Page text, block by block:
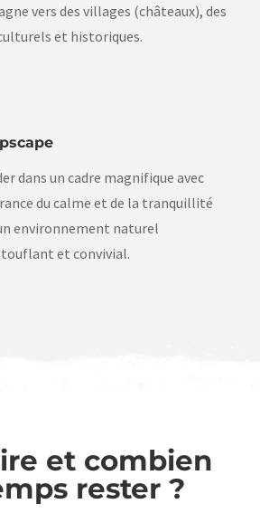
vers des villages (châteaux), des
et historiques.
dans un cadre magnifique avec
du calme et de la tranquillité
environnement naturel
et convivial.
et combien
rester ?